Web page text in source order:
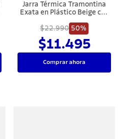
Jarra Térmica Tramontina
Exata en Plástico Beige con
$22.990 50%
$11.495
Comprar ahora